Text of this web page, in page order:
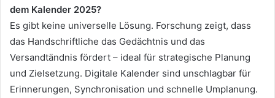
dem Kalender 2025?
Es gibt keine universelle Lösung. Forschung zeigt, dass
das Handschriftliche das Gedächtnis und das
Versandtändnis fördert – ideal für strategische Planung
und Zielsetzung. Digitale Kalender sind unschlagbar für
Erinnerungen, Synchronisation und schnelle Umplanung.